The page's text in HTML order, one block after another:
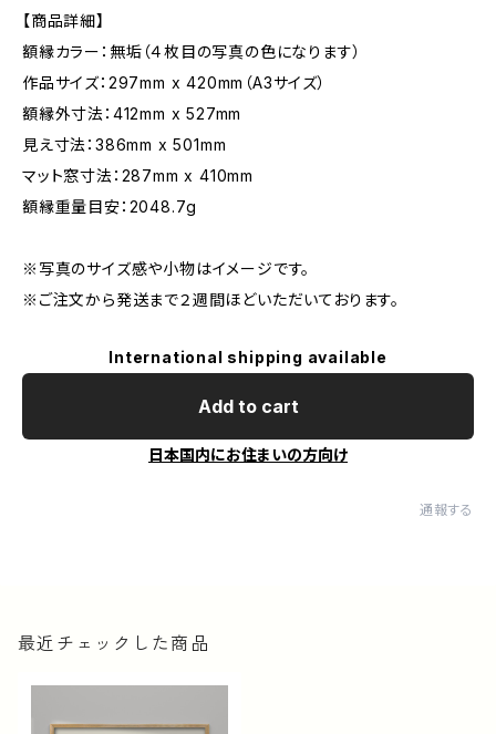
【商品詳細】
額縁カラー：無垢（４枚目の写真の色になります）
作品サイズ：297mm x 420mm（A3サイズ）
額縁外寸法：412mm x 527mm
見え寸法：386mm x 501mm
マット窓寸法：287mm x 410mm
額縁重量目安：2048.7g
※写真のサイズ感や小物はイメージです。
※ご注文から発送まで２週間ほどいただいております。
International shipping available
Add to cart
日本国内にお住まいの方向け
通報する
最近チェックした商品